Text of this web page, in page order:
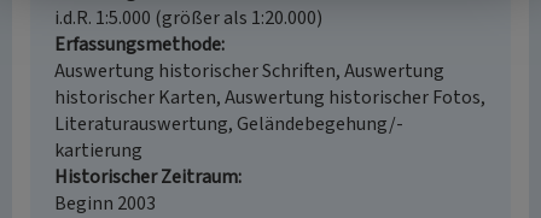
i.d.R. 1:5.000 (größer als 1:20.000)
Erfassungsmethode
Auswertung historischer Schriften, Auswertung
historischer Karten, Auswertung historischer Fotos,
Literaturauswertung, Geländebegehung/-
kartierung
Historischer Zeitraum
Beginn 2003